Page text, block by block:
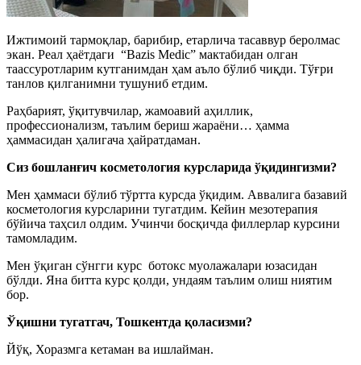
Ижтимоий тармоқлар, барибир, етарлича тасаввур беролмас
экан. Реал ҳаётдаги “Bazis Medic” мактабидан олган
таассуротларим кутганимдан ҳам аъло бўлиб чиқди. Тўғри
танлов қилганимни тушуниб етдим.
Раҳбарият, ўқитувчилар, жамоавий аҳиллик,
профессионализм, таълим бериш жараёни… ҳамма
ҳаммасидан ҳалигача ҳайратдаман.
Сиз бошланғич косметология курсларида ўқидингизми?
Мен ҳаммаси бўлиб тўртта курсда ўқидим. Аввалига базавий
косметология курсларини тугатдим. Кейин мезотерапия
бўйича таҳсил олдим. Учинчи босқичда филлерлар курсини
тамомладим.
Мен ўқиган сўнгги курс ботокс муолажалари юзасидан
бўлди. Яна битта курс қолди, ундаям таълим олиш ниятим
бор.
Ўқишни тугатгач, Тошкентда қоласизми?
Йўқ, Хоразмга кетаман ва ишлайман.